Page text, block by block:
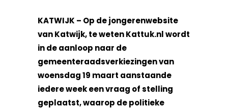
KATWIJK – Op de jongerenwebsite
van Katwijk, te weten Kattuk.nl wordt
in de aanloop naar de
gemeenteraadsverkiezingen van
woensdag 19 maart aanstaande
iedere week een vraag of stelling
geplaatst, waarop de politieke